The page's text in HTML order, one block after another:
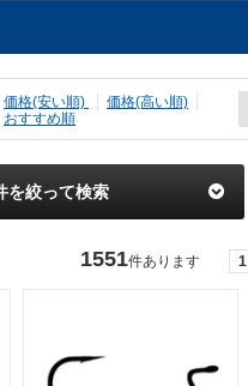
価格(安い順)
価格(高い順)
おすすめ順
を絞って検索
1551件あります 1